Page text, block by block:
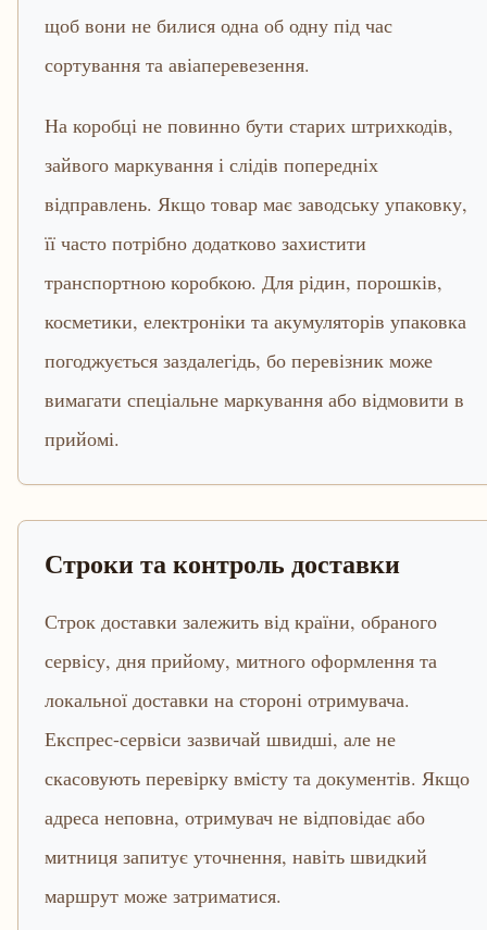
щоб вони не билися одна об одну під час
сортування та авіаперевезення.
На коробці не повинно бути старих штрихкодів,
зайвого маркування і слідів попередніх
відправлень. Якщо товар має заводську упаковку,
її часто потрібно додатково захистити
транспортною коробкою. Для рідин, порошків,
косметики, електроніки та акумуляторів упаковка
погоджується заздалегідь, бо перевізник може
вимагати спеціальне маркування або відмовити в
прийомі.
Строки та контроль доставки
Строк доставки залежить від країни, обраного
сервісу, дня прийому, митного оформлення та
локальної доставки на стороні отримувача.
Експрес-сервіси зазвичай швидші, але не
скасовують перевірку вмісту та документів. Якщо
адреса неповна, отримувач не відповідає або
митниця запитує уточнення, навіть швидкий
маршрут може затриматися.